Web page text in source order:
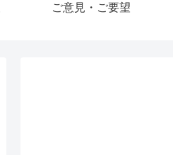
ご意見・ご要望